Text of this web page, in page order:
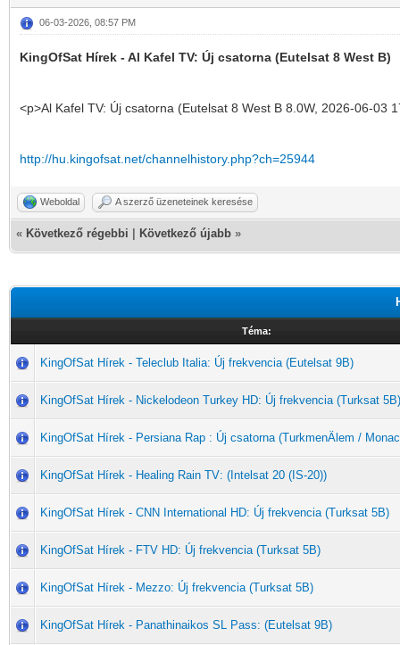
06-03-2026, 08:57 PM
KingOfSat Hírek - Al Kafel TV: Új csatorna (Eutelsat 8 West B)
<p>Al Kafel TV: Új csatorna (Eutelsat 8 West B 8.0W, 2026-06-03
http://hu.kingofsat.net/channelhistory.php?ch=25944
Weboldal A szerző üzeneteinek keresése
« Következő régebbi Következő újabb »
Téma:
KingOfSat Hírek - Teleclub Italia: Új frekvencia (Eutelsat 9B)
KingOfSat Hírek - Nickelodeon Turkey HD: Új frekvencia (Turksat 5B)
KingOfSat Hírek - Persiana Rap : Új csatorna (TurkmenÄlem /
KingOfSat Hírek - Healing Rain TV: (Intelsat 20 (IS-20))
KingOfSat Hírek - CNN International HD: Új frekvencia (Turksat 5B)
KingOfSat Hírek - FTV HD: Új frekvencia (Turksat 5B)
KingOfSat Hírek - Mezzo: Új frekvencia (Turksat 5B)
KingOfSat Hírek - Panathinaikos SL Pass: (Eutelsat 9B)